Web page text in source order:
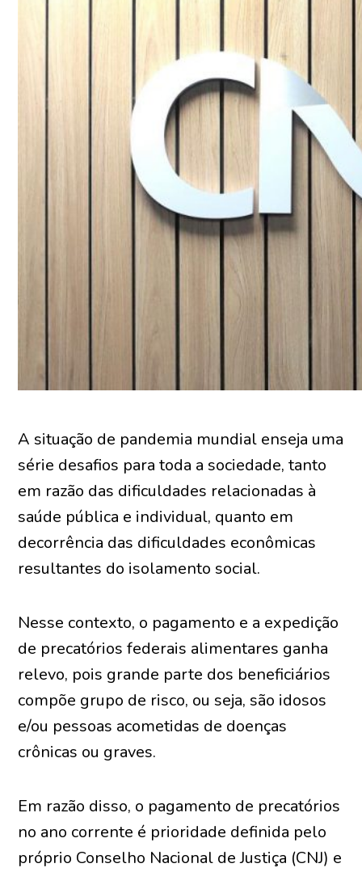
A situação de pandemia mundial enseja uma
série desafios para toda a sociedade, tanto
em razão das dificuldades relacionadas à
saúde pública e individual, quanto em
decorrência das dificuldades econômicas
resultantes do isolamento social.
Nesse contexto, o pagamento e a expedição
de precatórios federais alimentares ganha
relevo, pois grande parte dos beneficiários
compõe grupo de risco, ou seja, são idosos
e/ou pessoas acometidas de doenças
crônicas ou graves.
Em razão disso, o pagamento de precatórios
no ano corrente é prioridade definida pelo
próprio Conselho Nacional de Justiça (CNJ) e